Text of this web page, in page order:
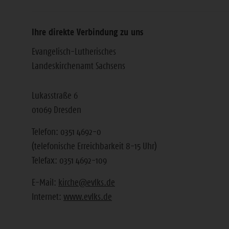
Ihre direkte Verbindung zu uns
Evangelisch-Lutherisches
Landeskirchenamt Sachsens
Lukasstraße 6
01069 Dresden
Telefon: 0351 4692-0
(telefonische Erreichbarkeit 8-15 Uhr)
Telefax: 0351 4692-109
E-Mail: kirche@evlks.de
Internet: www.evlks.de